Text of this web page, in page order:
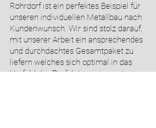
Rohrdorf ist ein perfektes Beispiel für
unseren individuellen Metallbau nach
Kundenwunsch. Wir sind stolz darauf,
mit unserer Arbeit ein ansprechendes
und durchdachtes Gesamtpaket zu
liefern welches sich optimal in das
Umfeld des Dorfplatzes einpasst.